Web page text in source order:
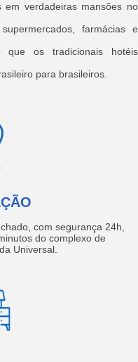
verdadeiras mansões no
farmácias e
que os tradicionais hotéis
para brasileiros.
com segurança 24h,
do complexo de
Universal.